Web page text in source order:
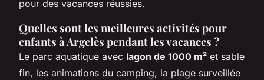
pour des vacances réussies.
Quelles sont les meilleures activités pour
enfants à Argelès pendant les vacances ?
Le parc aquatique avec lagon de 1000 m² et sable
fin, les animations du camping, la plage surveillée